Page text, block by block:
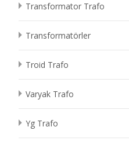
Transformator Trafo
Transformatörler
Troid Trafo
Varyak Trafo
Yg Trafo